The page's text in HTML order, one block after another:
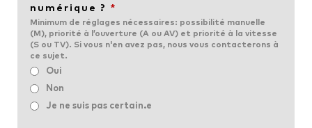
numérique ? *
Minimum de réglages nécessaires: possibilité manuelle
(M), priorité à l’ouverture (A ou AV) et priorité à la vitesse
(S ou TV). Si vous n'en avez pas, nous vous contacterons à
ce sujet.
Oui
Non
Je ne suis pas certain.e